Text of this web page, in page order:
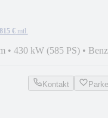
815 € mtl.
• 430 kW (585 PS) •
Kontakt